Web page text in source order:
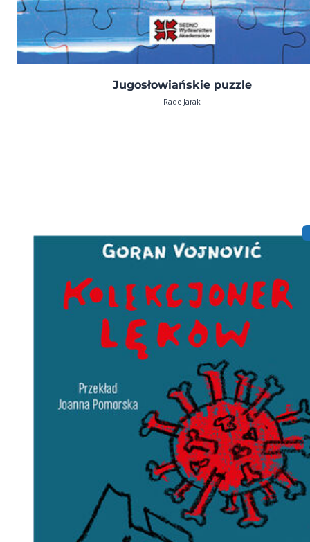
Jugosłowiańskie puzzle
Rade Jarak